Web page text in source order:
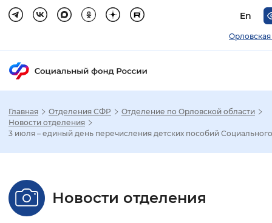
En
Орловская
Настройка режима отображения
Стандартный Увеличенный
Главная Отделения СФР
Отделение по Орловской области
Новости отделения
3 июля – единый день перечисления детских пособий
Новости отделения